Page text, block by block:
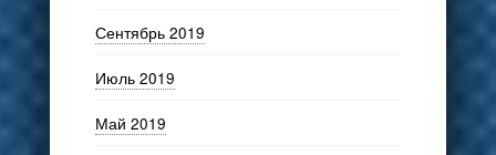
Сентябрь 2019
Июль 2019
Май 2019